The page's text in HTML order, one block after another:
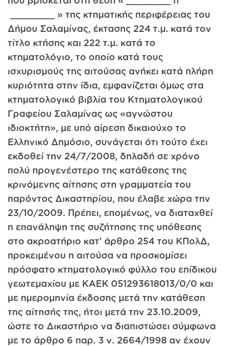
________ » της κτηματικής περιφέρειας του
Δήμου Σαλαμίνας, έκτασης 224 τ.μ. κατά τον
τίτλο κτήσης και 222 τ.μ. κατά το
κτηματολόγιο, το οποίο κατά τους
ισχυρισμούς της αιτούσας ανήκει κατά πλήρη
κυριότητα στην ίδια, εμφανίζεται όμως στα
κτηματολογικό βιβλία του Κτηματολογικού
Γραφείου Σαλαμίνας ως «αγνώστου
ιδιοκτήτη», με υπό αίρεση δικαιούχο το
Ελληνικό Δημόσιο, συνάγεται ότι τούτο έχει
εκδοθεί την 24/7/2008, δηλαδή σε χρόνο
πολύ προγενέστερο της κατάθεσης της
κρινόμενης αίτησης στη γραμματεία του
παρόντος Δικαστηρίου, που έλαβε χώρα την
23/10/2009. Πρέπει, επομένως, να διαταχθεί
η επανάληψη της συζήτησης της υπόθεσης
στο ακροατήριο κατ’ άρθρο 254 του ΚΠολΔ,
προκειμένου η αιτούσα να προσκομίσει
πρόσφατο κτηματολογικό φύλλο του επίδικου
γεωτεμαχίου με ΚΑΕΚ 051293618013/0/0 και
με ημερομηνία έκδοσης μετά την κατάθεση
της αίτησής της, ήτοι μετά την 23.10.2009,
ώστε το Δικαστήριο να διαπιστώσει σύμφωνα
με το άρθρο 6 παρ. 3 ν. 2664/1998 αν έχουν